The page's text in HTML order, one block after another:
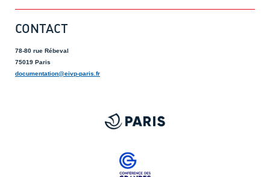
CONTACT
78-80 rue Rébeval
75019 Paris
documentation@eivp-paris.fr